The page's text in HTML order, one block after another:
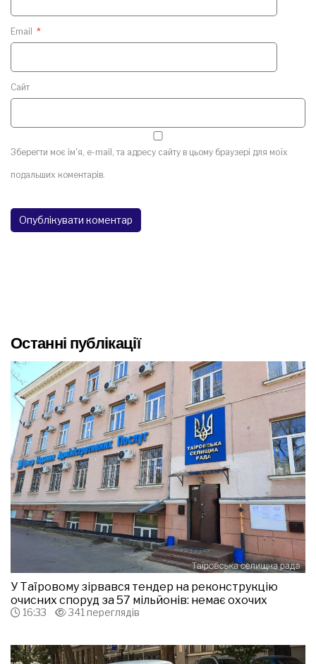
Email *
Сайт
Зберегти моє ім'я, e-mail, та адресу сайту в цьому браузері для моїх
подальших коментарів.
Останні публікації
У Таїровому зірвався тендер на реконструкцію
очисних споруд за 57 мільйонів: немає охочих
16:33 341 переглядів